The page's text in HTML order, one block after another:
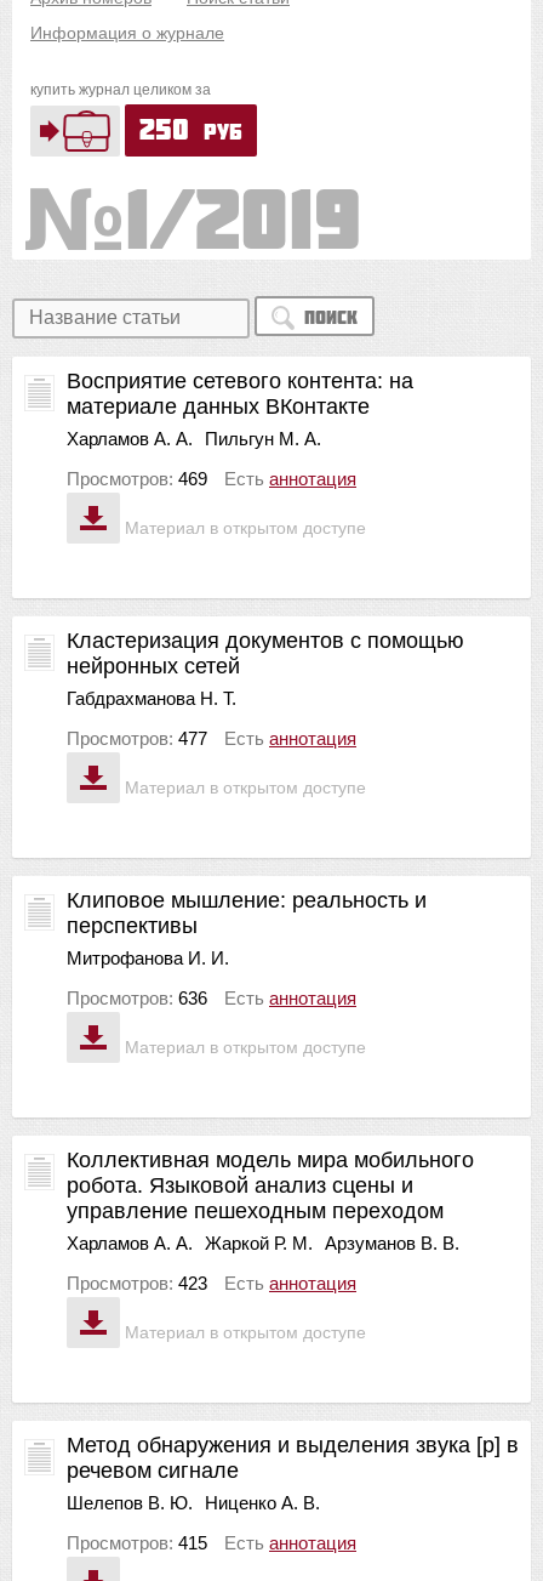
Информация о журнале
купить журнал целиком за
250 руб
1/2019
Поиск
Материал в открытом доступе
Восприятие сетевого контента: на
материале данных ВКонтакте
Харламов А. А.
Пильгун М. А.
Просмотров: 469 Есть аннотация
Материал в открытом доступе
Кластеризация документов с помощью
нейронных сетей
Габдрахманова Н. Т.
Просмотров: 477 Есть аннотация
Материал в открытом доступе
Клиповое мышление: реальность и
перспективы
Митрофанова И. И.
Просмотров: 636 Есть аннотация
Материал в открытом доступе
Коллективная модель мира мобильного
робота. Языковой анализ сцены и
управление пешеходным переходом
Харламов А. А. Жаркой Р. М.
Арзуманов В. В.
Просмотров: 423 Есть аннотация
Метод обнаружения и выделения звука [р] в
речевом сигнале
Шелепов В. Ю.
Ниценко А. В.
Просмотров: 415 Есть аннотация